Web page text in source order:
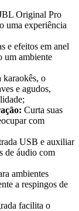
Original Pro
uma experiência
e efeitos em anel
um ambiente
karaokês, o
e agudos,
Curta suas
com
USB e auxiliar
de áudio com
ambientes
a respingos de
facilita o